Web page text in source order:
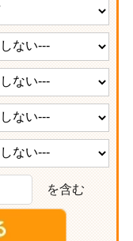
を含む